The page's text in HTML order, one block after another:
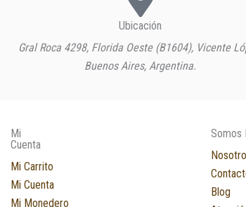
Ubicación
Gral Roca 4298, Florida Oeste (B1604), Vicente
Buenos Aires, Argentina.
Mi
Cuenta
Mi Carrito
Mi Cuenta
Mi Monedero
Somos
Blog